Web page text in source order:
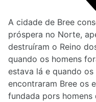
A cidade de Bree
próspera no Norte,
destruíram o Reino
quando os homens
estava lá e quando
encontraram Bree os
fundada pors